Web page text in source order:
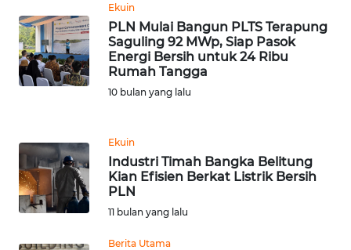
Ekuin
PLN Mulai Bangun PLTS Terapung
Saguling 92 MWp, Siap Pasok
Energi Bersih untuk 24 Ribu
Rumah Tangga
10 bulan yang lalu
Ekuin
Industri Timah Bangka Belitung
Kian Efisien Berkat Listrik Bersih
PLN
11 bulan yang lalu
Berita Utama
WN
TANJUNG
LESUNG
WN
WN
SIMALUNGUN
WN